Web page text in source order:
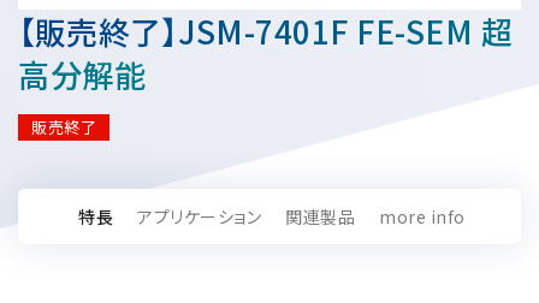
電子プローブマイクロアナライザー (EPMA)
オージェマイクロプローブ (Auger)
光電子分光装置 (XPS、ESCA)
その他装置
サブスクリプション
リース
シェアリング
お薦め消耗品
化学
ガラス・セラミック
生物学
防衛・航空宇宙
ウェビナーアーカイブ
会社概要
ご挨拶
事業紹介
グローバルネットワーク
YOKOGUSHI 2.0
サステナビリティ
サステナビリティ
トップコミットメント
採用情報
採用情報
【販売終了】JSM-7401F FE-SEM 超
高分解能
販売終了
特長 アプリケーション 関連製品 more info